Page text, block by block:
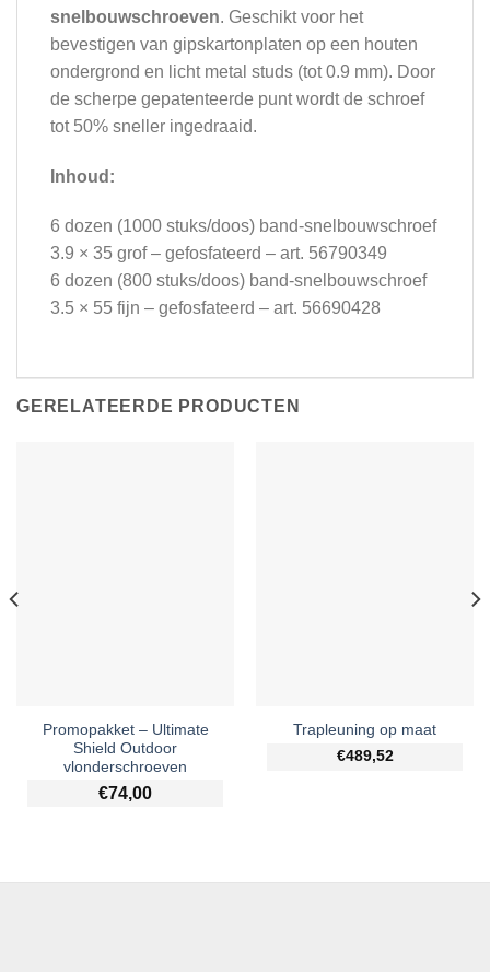
snelbouwschroeven. Geschikt voor het
bevestigen van gipskartonplaten op een houten
ondergrond en licht metal studs (tot 0.9 mm). Door
de scherpe gepatenteerde punt wordt de schroef
tot 50% sneller ingedraaid.
Inhoud:
6 dozen (1000 stuks/doos) band-snelbouwschroef
3.9 × 35 grof – gefosfateerd – art. 56790349
6 dozen (800 stuks/doos) band-snelbouwschroef
3.5 × 55 fijn – gefosfateerd – art. 56690428
GERELATEERDE PRODUCTEN
Promopakket – Ultimate
Shield Outdoor
vlonderschroeven
€74,00
Trapleuning op maat
€489,52